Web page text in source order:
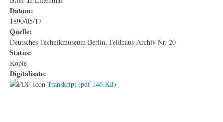
Datum:
1890/05/17
Quelle:
Deutsches Technikmuseum Berlin, Feldhaus-Archiv Nr. 20
Status:
Kopie
Digitalisate:
Transkript (pdf 146 KB)